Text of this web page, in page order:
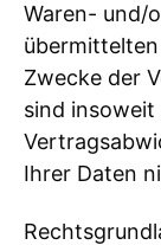
Waren- und/
Zwecke der
sind
Ihrer Daten